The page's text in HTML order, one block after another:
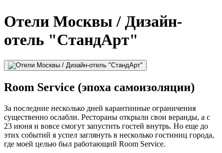
Отели Москвы / Дизайн-
отель "СтандАрт"
Room Service (эпоха самоизоляции)
За последние несколько дней карантинные ограничения
существенно ослабли. Рестораны открыли свои веранды, а с
23 июня и вовсе смогут запустить гостей внутрь. Но еще до
этих событий я успел заглянуть в несколько гостиниц города,
где моей целью был работающий Room Service.